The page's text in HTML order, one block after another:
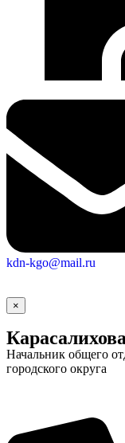
kdn-kgo@mail.ru
×
Начальник общего
городского округа